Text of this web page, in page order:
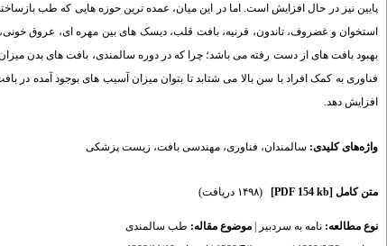
پایین نیز در حال افزایش است. اما در این میان، عمده ترین حوزه هایی که طب
استخوان و غضروف، تاندون، قرنیه، بافت قلب، دیسک های بین مهره ای، عروق
بهبود بافت های از دست رفته می باشد؛ چرا که در دوره سالمندی، بافت های بدن
فناوری به کمک افراد با سن بالا می شتابد تا بتوان میزان آسیب های بوجود آمده در
افزایش دهد.
واژه‌های کلیدی: سالمندان، فناوری، مهندسی بافت، زیست پزشکی
متن کامل [PDF 154 kb] (۱۴۹۸ دریافت)
نوع مطالعه: نامه به سردبیر موضوع مقاله: طب سالمندی